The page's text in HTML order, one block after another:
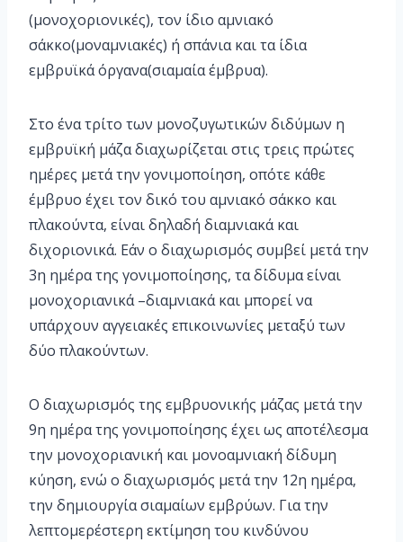
(μονοχοριονικές), τον ίδιο αμνιακό
σάκκο(μοναμνιακές) ή σπάνια και τα ίδια
εμβρυϊκά όργανα(σιαμαία έμβρυα).
Στο ένα τρίτο των μονοζυγωτικών διδύμων η
εμβρυϊκή μάζα διαχωρίζεται στις τρεις πρώτες
ημέρες μετά την γονιμοποίηση, οπότε κάθε
έμβρυο έχει τον δικό του αμνιακό σάκκο και
πλακούντα, είναι δηλαδή διαμνιακά και
διχοριονικά. Εάν ο διαχωρισμός συμβεί μετά την
3η ημέρα της γονιμοποίησης, τα δίδυμα είναι
μονοχοριανικά –διαμνιακά και μπορεί να
υπάρχουν αγγειακές επικοινωνίες μεταξύ των
δύο πλακούντων.
Ο διαχωρισμός της εμβρυονικής μάζας μετά την
9η ημέρα της γονιμοποίησης έχει ως αποτέλεσμα
την μονοχοριανική και μονοαμνιακή δίδυμη
κύηση, ενώ ο διαχωρισμός μετά την 12η ημέρα,
την δημιουργία σιαμαίων εμβρύων. Για την
λεπτομερέστερη εκτίμηση του κινδύνου